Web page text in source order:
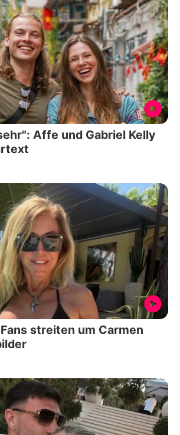
Affe und Gabriel Kelly
streiten um Carmen